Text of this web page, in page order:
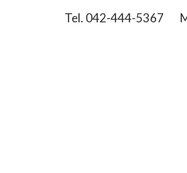
Tel. 042-444-5367